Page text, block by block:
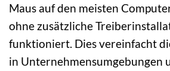
Maus auf den meisten
ohne zusätzliche
funktioniert. Dies vereinfacht
in Unternehmensumgebungen